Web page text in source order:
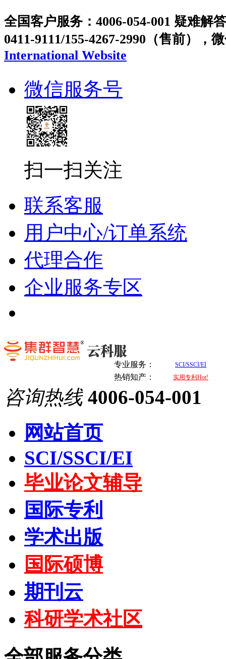
全国客户服务：4006-054-001 疑难解
0411-9111/155-4267-2990（售前），
International Website
微信服务号
扫一扫关注
联系客服
用户中心/订单系统
代理合作
企业服务专区
专业服务： SCI/SSCI/EI
热销知产： 实用专利Hot!
咨询热线 4006-054-001
网站首页
SCI/SSCI/EI
毕业论文辅导
国际专利
学术出版
国际硕博
期刊云
科研学术社区